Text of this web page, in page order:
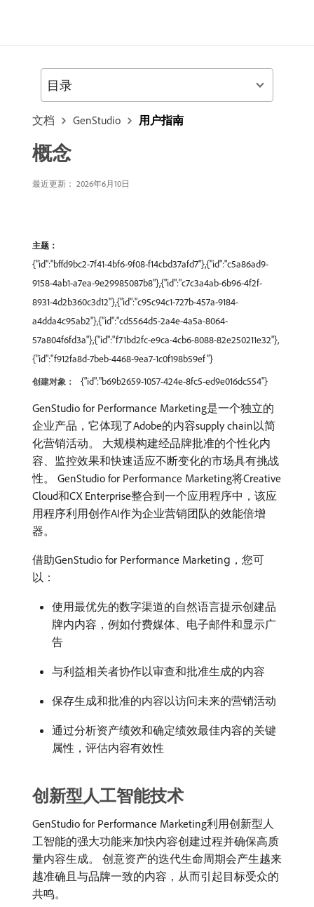
文档 GenStudio 用户指南
概念
最近更新： 2026年6月10日
主题：
{"id":"bffd9bc2-7f41-4bf6-9f08-f14cbd37afd7"},{"id":"c5a86ad9-
9158-4ab1-a7ea-9e29985087b8"},{"id":"c7c3a4ab-6b96-4f2f-
8931-4d2b360c3d12"},{"id":"c95c94c1-727b-457a-9184-
a4dda4c95ab2"},{"id":"cd5564d5-2a4e-4a5a-8064-
57a804f6fd3a"},{"id":"f71bd2fc-e9ca-4cb6-8088-82e250211e32"},
{"id":"f912fa8d-7beb-4468-9ea7-1c0f198b59ef"}
创建对象： {"id":"b69b2659-1057-424e-8fc5-ed9e016dc554"}
GenStudio for Performance Marketing是一个独立的
企业产品，它体现了Adobe的内容supply chain以简
化营销活动。 大规模构建经品牌批准的个性化内
容、监控效果和快速适应不断变化的市场具有挑战
性。 GenStudio for Performance Marketing将Creative
Cloud和CX Enterprise整合到一个应用程序中，该应
用程序利用创作AI作为企业营销团队的效能倍增
器。
借助GenStudio for Performance Marketing，您可
以：
使用最优先的数字渠道的自然语言提示创建品
牌内内容，例如付费媒体、电子邮件和显示广
告
与利益相关者协作以审查和批准生成的内容
保存生成和批准的内容以访问未来的营销活动
通过分析资产绩效和确定绩效最佳内容的关键
属性，评估内容有效性
创新型人工智能技术
GenStudio for Performance Marketing利用创新型人
工智能的强大功能来加快内容创建过程并确保高质
量内容生成。 创意资产的迭代生命周期会产生越来
越准确且与品牌一致的内容，从而引起目标受众的
共鸣。
目录